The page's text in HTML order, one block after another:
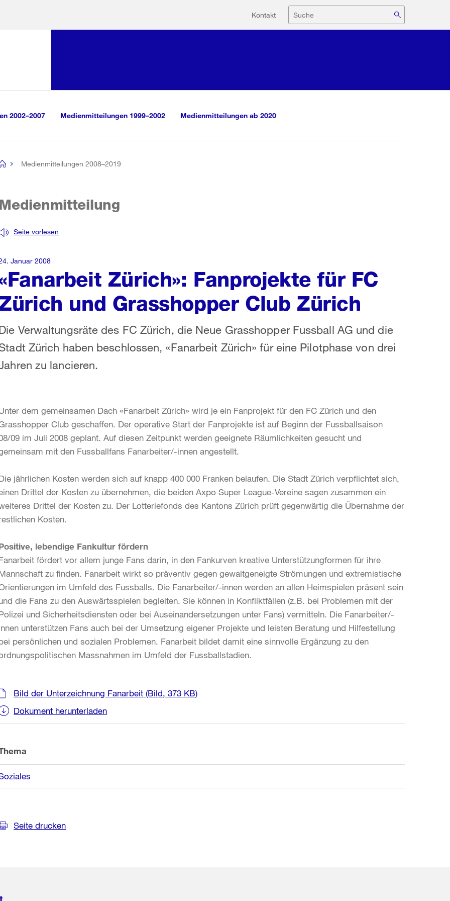
Hilfsnavigation
Kontakt Suche
2002–2007 Medienmitteilungen 1999–2002 Medienmitteilungen ab 2020
Medienmitteilungen 2008–2019
Zürich»: Fanprojekte für FC
und Grasshopper Club Zürich
Seite vorlesen
Verwaltungsräte des FC Zürich, die Neue Grasshopper Fussball AG und die
Zürich haben beschlossen, «Fanarbeit Zürich» für eine Pilotphase von drei
zu lancieren.
Januar 2008
dem gemeinsamen Dach «Fanarbeit Zürich» wird je ein Fanprojekt für den FC Zürich und den
Club geschaffen. Der operative Start der Fanprojekte ist auf Beginn der Fussballsaison
09 im Juli 2008 geplant. Auf diesen Zeitpunkt werden geeignete Räumlichkeiten gesucht und
mit den Fussballfans Fanarbeiter/-innen angestellt.
jährlichen Kosten werden sich auf knapp 400 000 Franken belaufen. Die Stadt Zürich verpflichtet sich,
Drittel der Kosten zu übernehmen, die beiden Axpo Super League-Vereine sagen zusammen ein
Drittel der Kosten zu. Der Lotteriefonds des Kantons Zürich prüft gegenwärtig die Übernahme der
Kosten.
lebendige Fankultur fördern
fördert vor allem junge Fans darin, in den Fankurven kreative Unterstützungformen für ihre
zu finden. Fanarbeit wirkt so präventiv gegen gewaltgeneigte Strömungen und extremistische
im Umfeld des Fussballs. Die Fanarbeiter/-innen werden an allen Heimspielen präsent sein
die Fans zu den Auswärtsspielen begleiten. Sie können in Konfliktfällen (z.B. bei Problemen mit der
und Sicherheitsdiensten oder bei Auseinandersetzungen unter Fans) vermitteln. Die Fanarbeiter/-
unterstützen Fans auch bei der Umsetzung eigener Projekte und leisten Beratung und Hilfestellung
persönlichen und sozialen Problemen. Fanarbeit bildet damit eine sinnvolle Ergänzung zu den
Massnahmen im Umfeld der Fussballstadien.
Bild der Unterzeichnung Fanarbeit (Bild, 373 KB)
Dokument herunterladen
Seite drucken